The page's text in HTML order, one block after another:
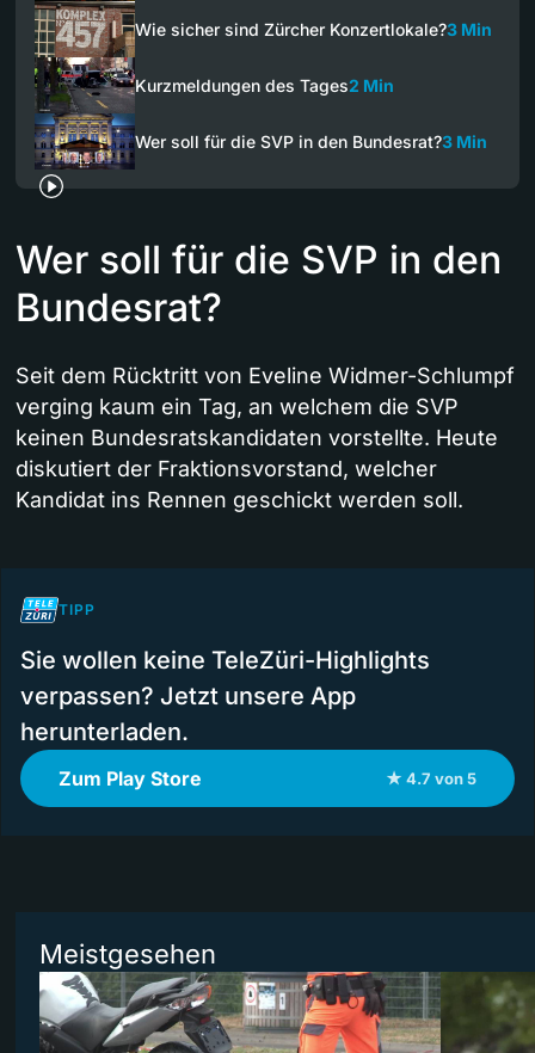
Wie sicher sind Zürcher Konzertlokale?3 Min
Kurzmeldungen des Tages2 Min
Wer soll für die SVP in den Bundesrat?3 Min
Wer soll für die SVP in den
Bundesrat?
Seit dem Rücktritt von Eveline Widmer-Schlumpf
verging kaum ein Tag, an welchem die SVP
keinen Bundesratskandidaten vorstellte. Heute
diskutiert der Fraktionsvorstand, welcher
Kandidat ins Rennen geschickt werden soll.
TIPP
Sie wollen keine TeleZüri-Highlights
verpassen? Jetzt unsere App
herunterladen.
Zum Play Store ★ 4.7 von 5
Meistgesehen